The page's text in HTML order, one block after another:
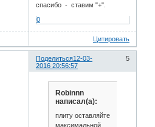
спасибо - ставим "+".
0
Цитировать
Поделиться 5
12-03-
2016 20:56:57
Robinnn
написал(а):
плиту оставляйте
максимальной